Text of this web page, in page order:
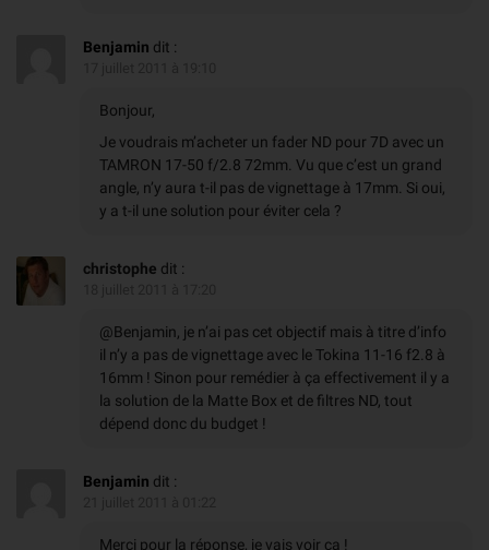
Benjamin dit :
Bonjour,
Je voudrais m’acheter un fader ND pour 7D avec un
TAMRON 17-50 f/2.8 72mm. Vu que c’est un grand
angle, n’y aura t-il pas de vignettage à 17mm. Si oui,
y a t-il une solution pour éviter cela ?
christophe dit :
@Benjamin, je n’ai pas cet objectif mais à titre d’info
il n’y a pas de vignettage avec le Tokina 11-16 f2.8 à
16mm ! Sinon pour remédier à ça effectivement il y a
la solution de la Matte Box et de filtres ND, tout
dépend donc du budget !
Benjamin dit :
Merci pour la réponse, je vais voir ça !